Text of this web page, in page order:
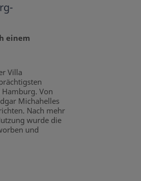
einem
Villa
Von
Michahelles
Nach mehr
wurde die
und